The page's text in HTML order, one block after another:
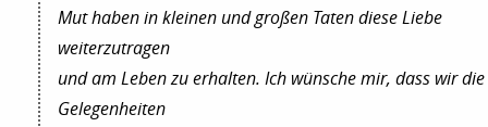
Mut haben in kleinen und großen Taten diese Liebe
weiterzutragen
und am Leben zu erhalten. Ich wünsche mir, dass wir die
Gelegenheiten